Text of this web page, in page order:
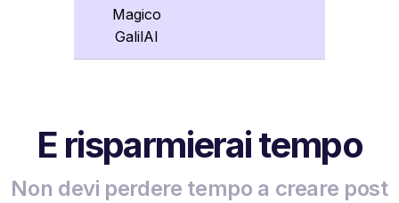
Magico
GalilAI
E risparmierai tempo
Non devi perdere tempo a creare post